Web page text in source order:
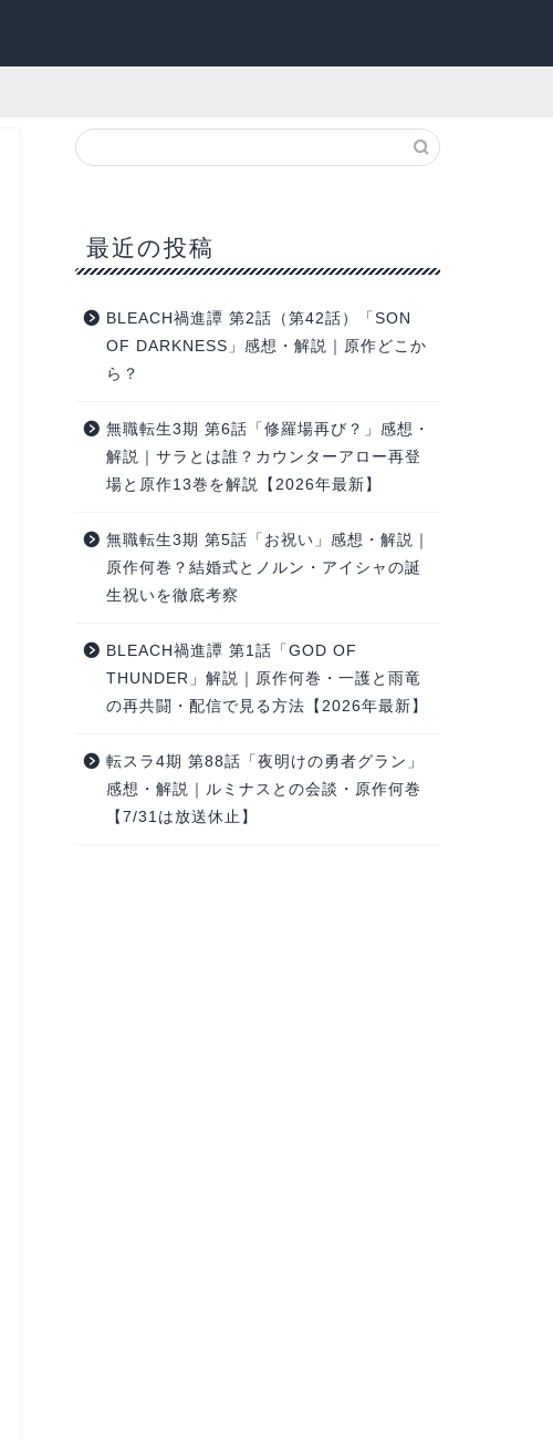
最近の投稿
BLEACH禍進譚 第2話（第42話）「SON
OF DARKNESS」感想・解説｜原作どこか
ら？
無職転生3期 第6話「修羅場再び？」感想・
解説｜サラとは誰？カウンターアロー再登
場と原作13巻を解説【2026年最新】
無職転生3期 第5話「お祝い」感想・解説｜
原作何巻？結婚式とノルン・アイシャの誕
生祝いを徹底考察
BLEACH禍進譚 第1話「GOD OF
THUNDER」解説｜原作何巻・一護と雨竜
の再共闘・配信で見る方法【2026年最新】
転スラ4期 第88話「夜明けの勇者グラン」
感想・解説｜ルミナスとの会談・原作何巻
【7/31は放送休止】